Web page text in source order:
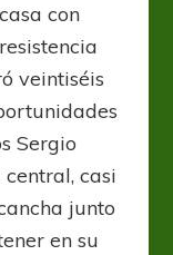
con
veintiséis
Sergio
casi
junto
en su